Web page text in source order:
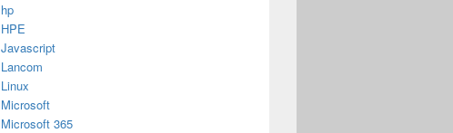
hp
HPE
Javascript
Lancom
Linux
Microsoft
Microsoft 365